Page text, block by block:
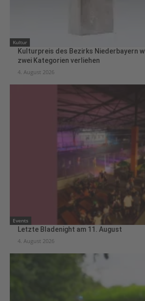
Kultur
Kulturpreis des Bezirks Niederbayern
zwei Kategorien verliehen
4. August 2026
Events
Letzte Bladenight am 11. August
4. August 2026